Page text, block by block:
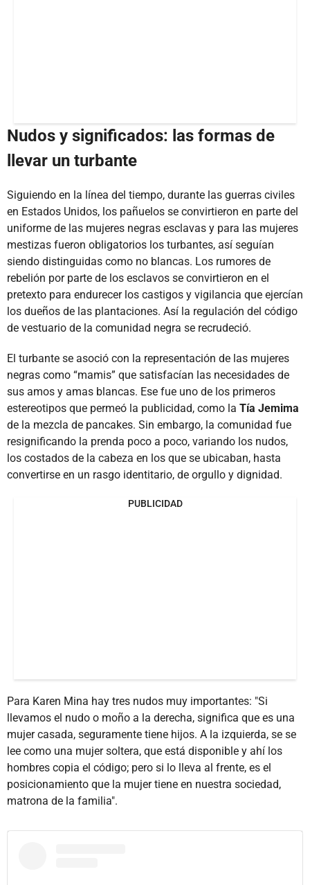
Nudos y significados: las formas de
llevar un turbante
Siguiendo en la línea del tiempo, durante las guerras civiles
en Estados Unidos, los pañuelos se convirtieron en parte del
uniforme de las mujeres negras esclavas y para las mujeres
mestizas fueron obligatorios los turbantes, así seguían
siendo distinguidas como no blancas. Los rumores de
rebelión por parte de los esclavos se convirtieron en el
pretexto para endurecer los castigos y vigilancia que ejercían
los dueños de las plantaciones. Así la regulación del código
de vestuario de la comunidad negra se recrudeció.
El turbante se asoció con la representación de las mujeres
negras como “mamis” que satisfacían las necesidades de
sus amos y amas blancas. Ese fue uno de los primeros
estereotipos que permeó la publicidad, como la Tía Jemima
de la mezcla de pancakes. Sin embargo, la comunidad fue
resignificando la prenda poco a poco, variando los nudos,
los costados de la cabeza en los que se ubicaban, hasta
convertirse en un rasgo identitario, de orgullo y dignidad.
PUBLICIDAD
Para Karen Mina hay tres nudos muy importantes: "Si
llevamos el nudo o moño a la derecha, significa que es una
mujer casada, seguramente tiene hijos. A la izquierda, se se
lee como una mujer soltera, que está disponible y ahí los
hombres copia el código; pero si lo lleva al frente, es el
posicionamiento que la mujer tiene en nuestra sociedad,
matrona de la familia".